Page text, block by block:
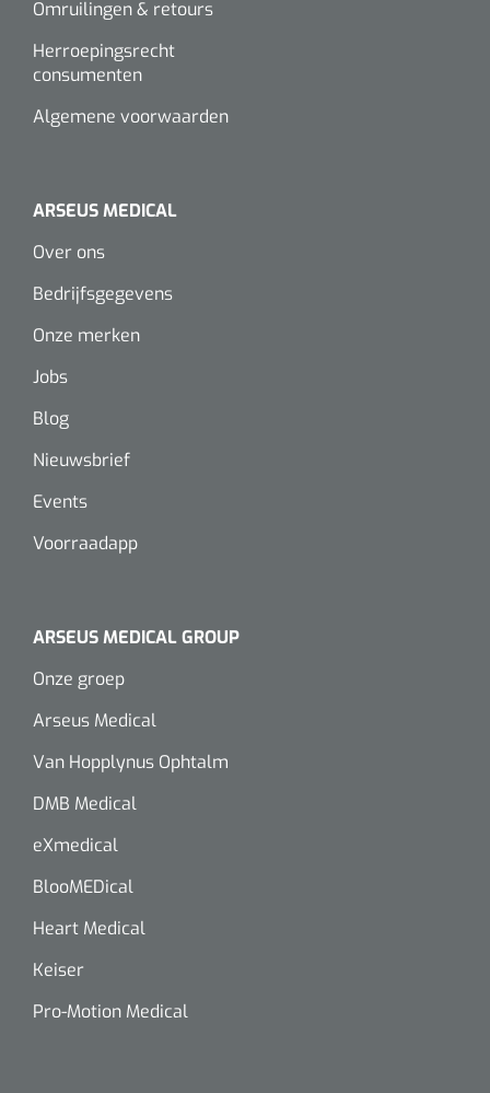
Omruilingen & retours
Herroepingsrecht
consumenten
Algemene voorwaarden
ARSEUS MEDICAL
Over ons
Bedrijfsgegevens
Onze merken
Jobs
Blog
Nieuwsbrief
Events
Voorraadapp
ARSEUS MEDICAL GROUP
Onze groep
Arseus Medical
Van Hopplynus Ophtalm
DMB Medical
eXmedical
BlooMEDical
Heart Medical
Keiser
Pro-Motion Medical